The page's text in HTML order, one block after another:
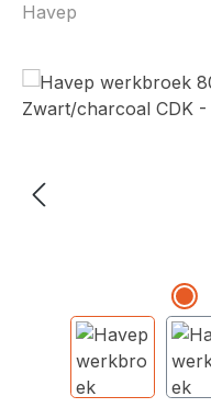
Havep
Afbeeldingengalerij